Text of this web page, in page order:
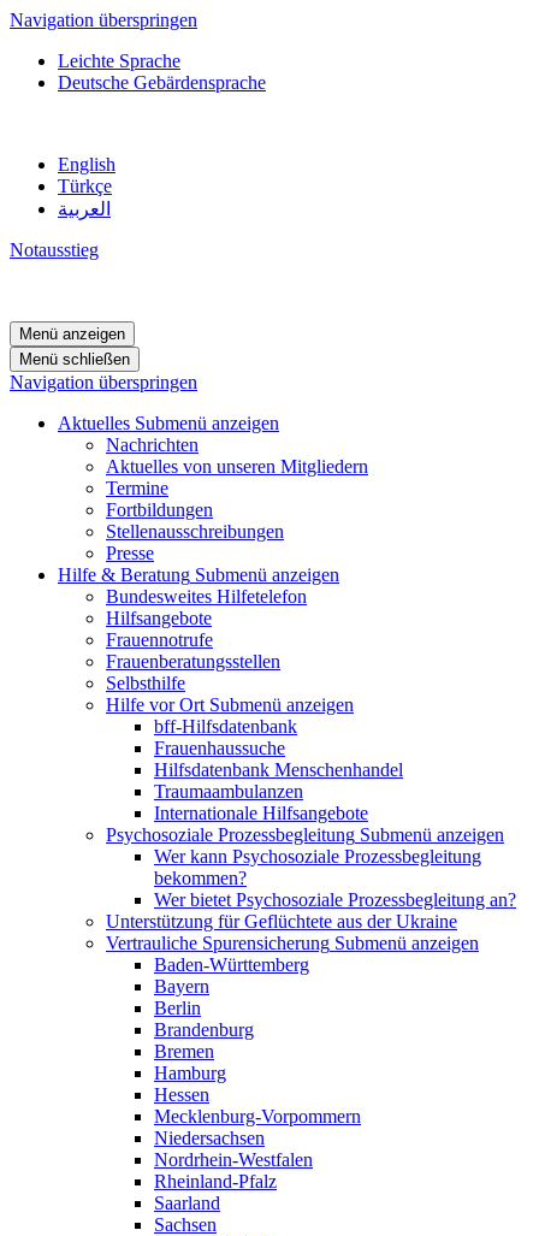
Navigation überspringen
Leichte Sprache
Deutsche Gebärdensprache
English
Türkçe
العربية
Notausstieg
Menü anzeigen
Menü schließen
Navigation überspringen
Aktuelles Submenü anzeigen
Nachrichten
Aktuelles von unseren Mitgliedern
Termine
Fortbildungen
Stellenausschreibungen
Presse
Hilfe & Beratung Submenü anzeigen
Bundesweites Hilfetelefon
Hilfsangebote
Frauennotrufe
Frauenberatungsstellen
Selbsthilfe
Hilfe vor Ort Submenü anzeigen
bff-Hilfsdatenbank
Frauenhaussuche
Hilfsdatenbank Menschenhandel
Traumaambulanzen
Internationale Hilfsangebote
Psychosoziale Prozessbegleitung Submenü anzeigen
Wer kann Psychosoziale Prozessbegleitung
bekommen?
Wer bietet Psychosoziale Prozessbegleitung an?
Unterstützung für Geflüchtete aus der Ukraine
Vertrauliche Spurensicherung Submenü anzeigen
Baden-Württemberg
Bayern
Berlin
Brandenburg
Bremen
Hamburg
Hessen
Mecklenburg-Vorpommern
Niedersachsen
Nordrhein-Westfalen
Rheinland-Pfalz
Saarland
Sachsen